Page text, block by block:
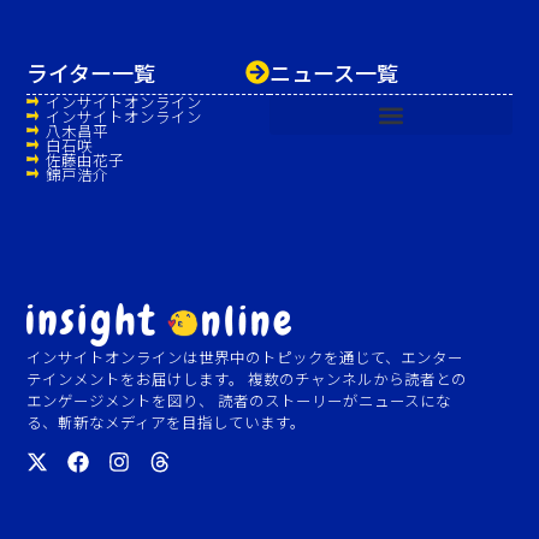
インサイトオンラインは世界中のトピックを通じて、エンター
テインメントをお届けします。 複数のチャンネルから読者との
エンゲージメントを図り、 読者のストーリーがニュースにな
る、斬新なメディアを目指しています。
ニュース一覧
ライター一覧
インサイトオンライン
インサイトオンライン
八木昌平
白石咲
佐藤由花子
錦戸浩介